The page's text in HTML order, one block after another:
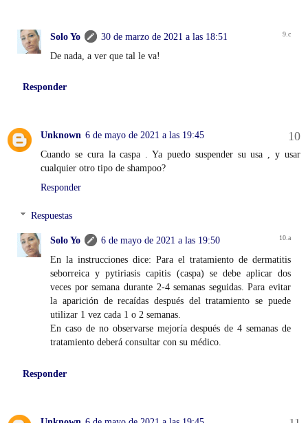
Solo Yo
30 de marzo de 2021 a las 18:51
De nada, a ver que tal le va!
Responder
Unknown 6 de mayo de 2021 a las 19:45
Cuando se cura la caspa . Ya puedo suspender su usa , y usar
cualquier otro tipo de shampoo?
Responder
Respuestas
Solo Yo
6 de mayo de 2021 a las 19:50
En la instrucciones dice: Para el tratamiento de dermatitis
seborreica y pytiriasis capitis (caspa) se debe aplicar dos
veces por semana durante 2-4 semanas seguidas. Para evitar
la aparición de recaídas después del tratamiento se puede
utilizar 1 vez cada 1 o 2 semanas.
En caso de no observarse mejoría después de 4 semanas de
tratamiento deberá consultar con su médico.
Responder